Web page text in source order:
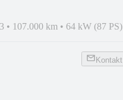
• 107.000 km • 64 kW (87 PS)
Kontakt